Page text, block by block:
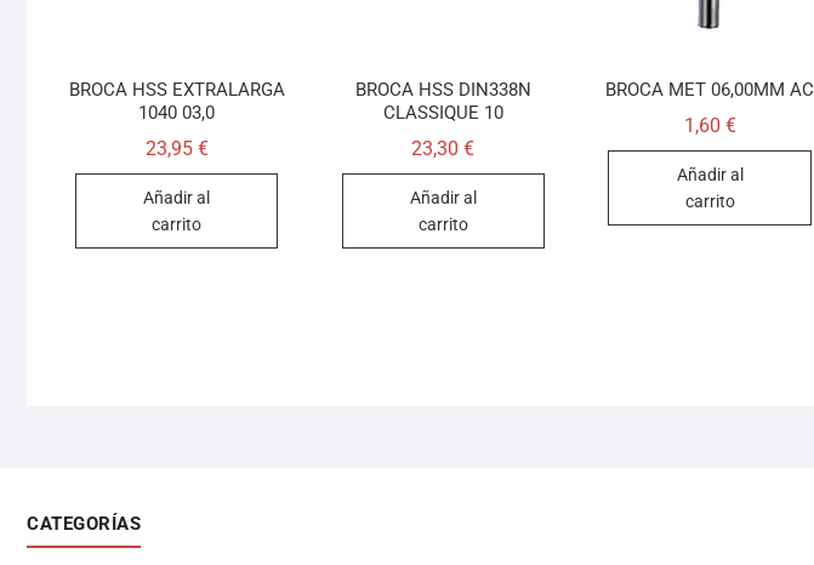
BROCA HSS EXTRALARGA
1040 03,0
23,95 €
Añadir al
carrito
BROCA HSS DIN338N
CLASSIQUE 10
23,30€
Añadir al
carrito
BROCA MET 06,00MM AC
1,60 €
Añadir al
carrito
CATEGORÍAS